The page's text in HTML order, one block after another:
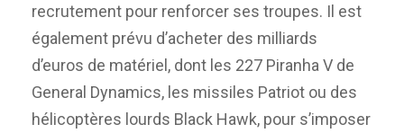
recrutement pour renforcer ses troupes. Il est
également prévu d’acheter des milliards
d’euros de matériel, dont les 227 Piranha V de
General Dynamics, les missiles Patriot ou des
hélicoptères lourds Black Hawk, pour s’imposer